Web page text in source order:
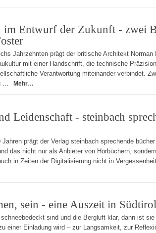
im Entwurf der Zukunft - zwei
Jahrzehnten prägt der britische Architekt Norman
mit einer Handschrift, die technische
Verantwortung miteinander verbindet.
…
Mehr…
Leidenschaft - steinbach
prägt der Verlag steinbach sprechende
das nicht nur als Anbieter von Hörbüchern,
in Zeiten der Digitalisierung nicht in
sein - eine Auszeit in
sind und die Bergluft klar, dann ist
einer Einladung wird – zur Langsamkeit, zur